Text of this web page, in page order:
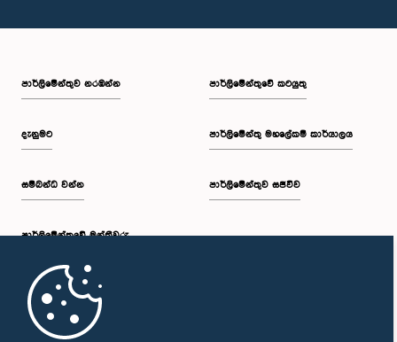
පාර්ලි‌මේන්තුව නරඹන්න
දැනුමට
සම්බන්ධ වන්න
පාර්ලි‌මේන්තුවේ මන්ත්‍රීවරු
මුල් පිටුව
පාර්ලිමේන්තුවේ කටයුතු
පාර්ලිමේන්තු මහලේකම් කාර්යාලය
පාර්ලිමේන්තුව සජීවීව